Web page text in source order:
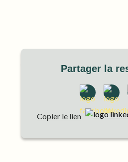
Partager la
Copier le lien